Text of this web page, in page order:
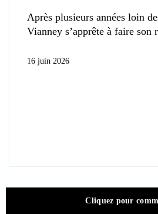
Après plusieurs années loin
Vianney s’apprête à faire son
16 juin 2026
Cliquez pour